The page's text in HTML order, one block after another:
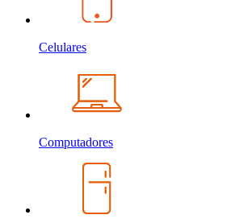
Celulares
Computadores